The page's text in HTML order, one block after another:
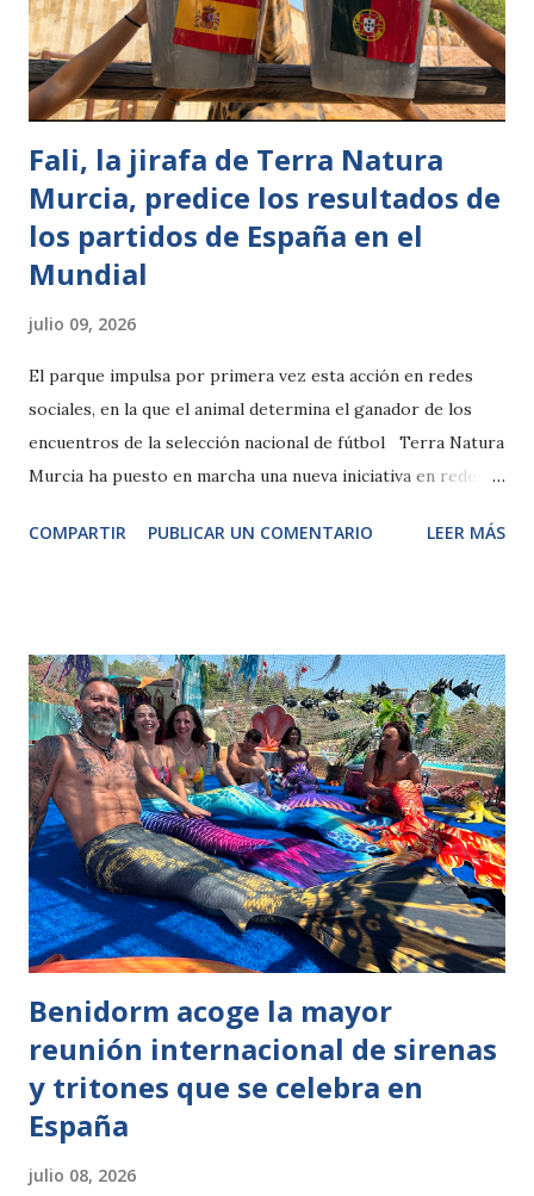
para el distrito de Vicálvaro. Su apertura contribuyó a
impulsar el desarrollo de esta zona de Madrid y, desde
entonces, ha permitido que generaciones de ma...
Fali, la jirafa de Terra Natura
Murcia, predice los resultados de
los partidos de España en el
Mundial
julio 09, 2026
El parque impulsa por primera vez esta acción en redes
sociales, en la que el animal determina el ganador de los
encuentros de la selección nacional de fútbol Terra Natura
Murcia ha puesto en marcha una nueva iniciativa en redes
Fali, una de sus jirafas, en protagonista de una dinámica con
sus predicciones en grandes competiciones deportivas. Es
la primera vez que Terra Natura Murcia desarrolla una
iniciativa de este tipo con la jirafa Fali. La dinámica se
realiza únicamente con los partidos de la selección
española y suele llevarse a cabo en la jornada previa. De
momento, este animal ha acertado los resultados de los
últimos tres encuentros. La acción tiene como objetivo
generar una propuesta cercana y entretenida para la
comunidad de Ter...
COMPARTIR PUBLICAR UN COMENTARIO LEER MÁS
Benidorm acoge la mayor
reunión internacional de sirenas
y tritones que se celebra en
España
julio 08, 2026